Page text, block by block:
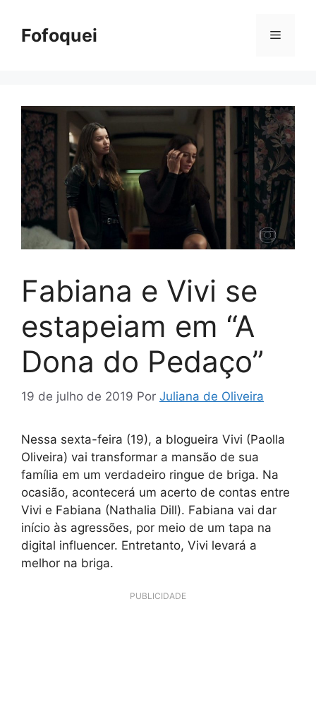
paraFofoquei Menu
Fabiana e Vivi se
estapeiam em “A
Dona do Pedaço”
19 de julho de 2019 Por Juliana de Oliveira
Nessa sexta-feira (19), a blogueira Vivi (Paolla
Oliveira) vai transformar a mansão de sua
família em um verdadeiro ringue de briga. Na
ocasião, acontecerá um acerto de contas entre
Vivi e Fabiana (Nathalia Dill). Fabiana vai dar
início às agressões, por meio de um tapa na
digital influencer. Entretanto, Vivi levará a
melhor na briga.
PUBLICIDADE